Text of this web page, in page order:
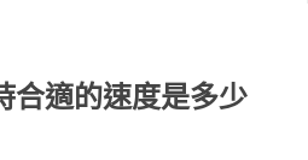
合適的速度是多少